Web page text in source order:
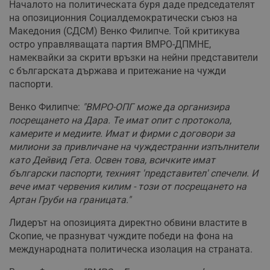
Началото на политическата буря даде председателят
на опозиционния Социалдемократически съюз на
Македония (СДСМ) Венко Филипче. Той критикува
остро управляващата партия ВМРО-ДПМНЕ,
намеквайки за скрити връзки на нейни представители
с българската държава и притежание на чужди
паспорти.
Венко Филипче: "ВМРО-ОПГ може да организира
посрещането на Дара. Те имат опит с протокола,
камерите и медиите. Имат и фирми с договори за
милиони за привличане на чуждестранни изпълнители
като Дейвид Гета. Освен това, всичките имат
български паспорти, техният 'представител' спечели. И
вече имат червения килим - този от посрещането на
Артан Груби на границата."
Лидерът на опозицията директно обвини властите в
Скопие, че празнуват чуждите победи на фона на
международната политическа изолация на страната.